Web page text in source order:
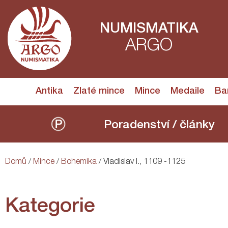
NUMISMATIKA
ARGO
Antika Zlaté mince Mince Medaile
Poradenství / články
Domů / Mince / Bohemika / Vladislav I., 1109 -1125
Kategorie